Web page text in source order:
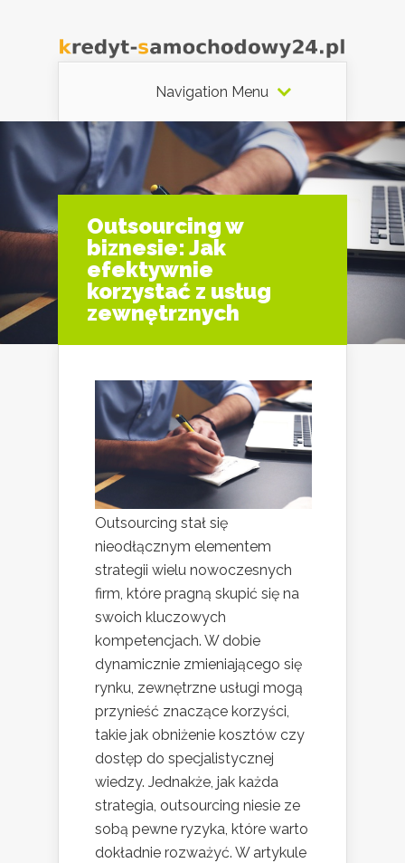
Navigation Menu
Outsourcing w
biznesie: Jak
efektywnie
korzystać z usług
zewnętrznych
Outsourcing stał się
nieodłącznym elementem
strategii wielu nowoczesnych
firm, które pragną skupić się na
swoich kluczowych
kompetencjach. W dobie
dynamicznie zmieniającego się
rynku, zewnętrzne usługi mogą
przynieść znaczące korzyści,
takie jak obniżenie kosztów czy
dostęp do specjalistycznej
wiedzy. Jednakże, jak każda
strategia, outsourcing niesie ze
sobą pewne ryzyka, które warto
dokładnie rozważyć. W artykule